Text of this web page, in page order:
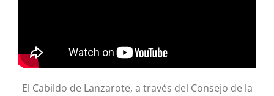
El Cabildo de Lanzarote, a través del Consejo de la